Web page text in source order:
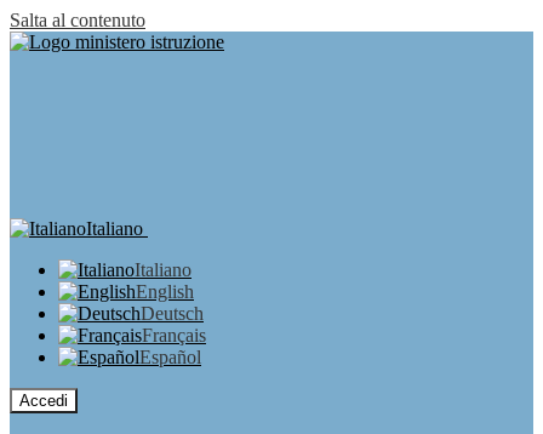
Salta al contenuto
Italiano
Italiano
English
Deutsch
Français
Español
Accedi